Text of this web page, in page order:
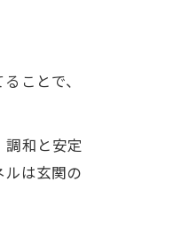
ことで、
和と安定
は玄関の